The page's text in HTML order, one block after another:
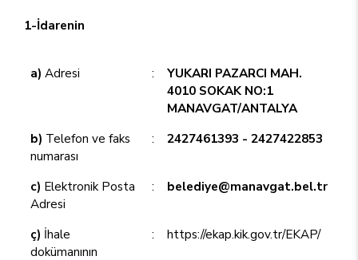
1-İdarenin
a) Adresi :
YUKARI PAZARCI MAH.
4010 SOKAK NO:1
MANAVGAT/ANTALYA
b) Telefon ve faks
numarası
: 2427461393 - 2427422853
c) Elektronik Posta
Adresi
: belediye@manavgat.bel.tr
ç) İhale
dokümanının
: https://ekap.kik.gov.tr/EKAP/